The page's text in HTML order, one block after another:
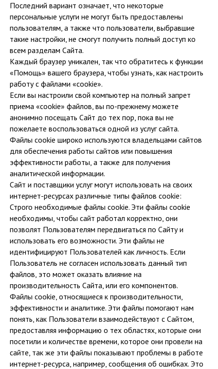
Последний вариант означает, что некоторые
персональные услуги не могут быть предоставлены
пользователям, а также что пользователи, выбравшие
такие настройки, не смогут получить полный доступ ко
всем разделам Сайта.
Каждый браузер уникален, так что обратитесь к функции
«Помощь» вашего браузера, чтобы узнать, как настроить
работу с файлами «cookie».
Если вы настроили свой компьютер на полный запрет
приема «cookie» файлов, вы по-прежнему можете
анонимно посещать Сайт до тех пор, пока вы не
пожелаете воспользоваться одной из услуг сайта.
Файлы cookie широко используются владельцами сайтов
для обеспечения работы сайтов или повышения
эффективности работы, а также для получения
аналитической информации.
Сайт и поставщики услуг могут использовать на своих
интернет-ресурсах различные типы файлов cookie:
Строго необходимые файлы cookie. Эти файлы cookie
необходимы, чтобы сайт работал корректно, они
позволят Пользователям передвигаться по Сайту и
использовать его возможности. Эти файлы не
идентифицируют Пользователей как личность. Если
Пользователь не согласен использовать данный тип
файлов, это может оказать влияние на
производительность Сайта, или его компонентов.
Файлы cookie, относящиеся к производительности,
эффективности и аналитике. Эти файлы помогают нам
понять, как Пользователи взаимодействуют с Сайтом,
предоставляя информацию о тех областях, которые они
посетили и количестве времени, которое они провели на
сайте, так же эти файлы показывают проблемы в работе
интернет-ресурса, например, сообщения об ошибках. Это